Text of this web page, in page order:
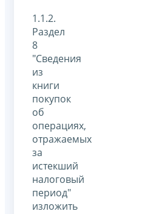
1.1.2.
Раздел
8
"Сведения
из
книги
покупок
об
операциях,
отражаемых
за
истекший
налоговый
период"
изложить